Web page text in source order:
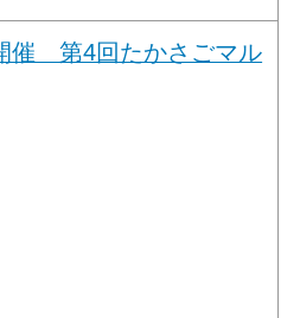
催 第4回たかさごマル